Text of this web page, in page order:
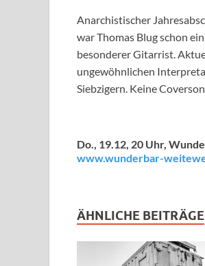
Anarchistischer
war Thomas Blug schon
besonderer Gitarrist.
ungewöhnlichen
Siebzigern. Keine
Do., 19.12, 20 Uhr,
www.wunderbar-
ÄHNLICHE BEITRÄGE